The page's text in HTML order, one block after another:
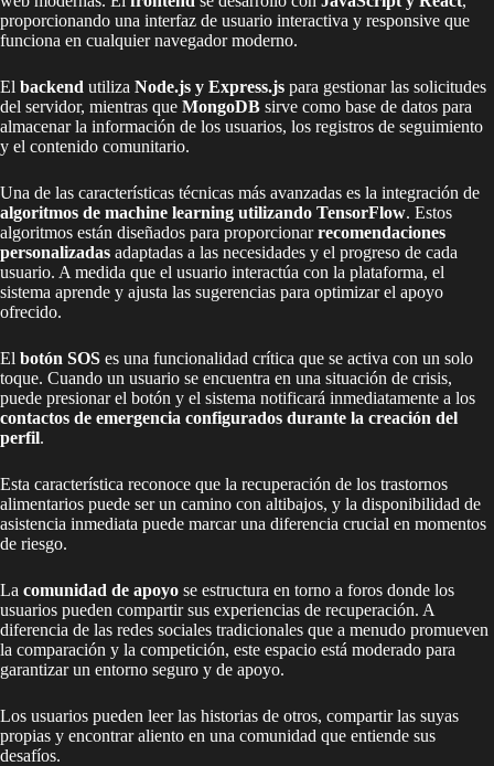
proporcionando una interfaz de usuario interactiva y responsive que
funciona en cualquier navegador moderno.
El backend utiliza Node.js y Express.js para gestionar las solicitudes
del servidor, mientras que MongoDB sirve como base de datos para
almacenar la información de los usuarios, los registros de seguimiento
y el contenido comunitario.
Una de las características técnicas más avanzadas es la integración de
algoritmos de machine learning utilizando TensorFlow. Estos
algoritmos están diseñados para proporcionarrecomendaciones
personalizadas adaptadas a las necesidades y el progreso de cada
usuario. A medida que el usuario interactúa con la plataforma, el
sistema aprende y ajusta las sugerencias para optimizar el apoyo
ofrecido.
El botón SOS es una funcionalidad crítica que se activa con un solo
toque. Cuando un usuario se encuentra en una situación de crisis,
puede presionar el botón y el sistema notificará inmediatamente a los
contactos de emergencia configurados durante la creación del
perfil.
Esta característica reconoce que la recuperación de los trastornos
alimentarios puede ser un camino con altibajos, y la disponibilidad de
asistencia inmediata puede marcar una diferencia crucial en momentos
de riesgo.
La comunidad de apoyo se estructura en torno a foros donde los
usuarios pueden compartir sus experiencias de recuperación. A
diferencia de las redes sociales tradicionales que a menudo promueven
la comparación y la competición, este espacio está moderado para
garantizar un entorno seguro y de apoyo.
Los usuarios pueden leer las historias de otros, compartir las suyas
propias y encontrar aliento en una comunidad que entiende sus
desafíos.